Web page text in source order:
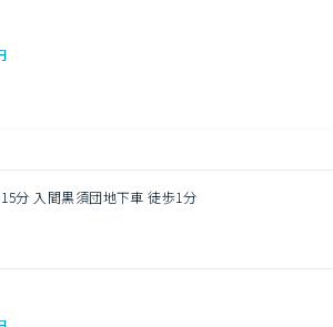
分 入間黒須団地下車 徒歩1分